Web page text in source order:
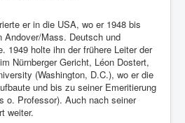
er in die USA, wo er 1948 bis
Andover/Mass. Deutsch und
1949 holte ihn der frühere Leiter der
Nürnberger Gericht, Léon Dostert,
(Washington, D.C.), wo er die
und bis zu seiner Emeritierung
o. Professor). Auch nach seiner
weiter.